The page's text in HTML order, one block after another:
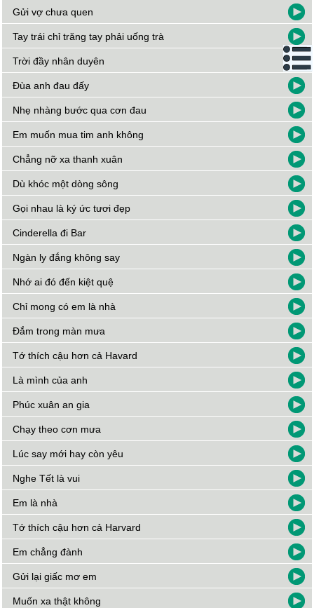
Gửi vợ chưa quen
Tay trái chỉ trăng tay phải uống trà
Trời đầy nhân duyên
Đùa anh đau đấy
Nhẹ nhàng bước qua cơn đau
Em muốn mua tim anh không
Chẳng nỡ xa thanh xuân
Dù khóc một dòng sông
Gọi nhau là ký ức tươi đẹp
Cinderella đi Bar
Ngàn ly đắng không say
Nhớ ai đó đến kiệt quệ
Chỉ mong có em là nhà
Đắm trong màn mưa
Tớ thích cậu hơn cả Havard
Là mình của anh
Phúc xuân an gia
Chạy theo cơn mưa
Lúc say mới hay còn yêu
Nghe Tết là vui
Em là nhà
Tớ thích cậu hơn cả Harvard
Em chẳng đành
Gửi lại giấc mơ em
Muốn xa thật không